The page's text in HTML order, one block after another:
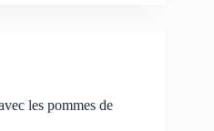
les pommes de